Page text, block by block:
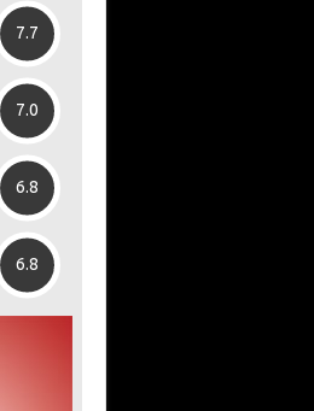
7.7
7.0
6.8
6.8